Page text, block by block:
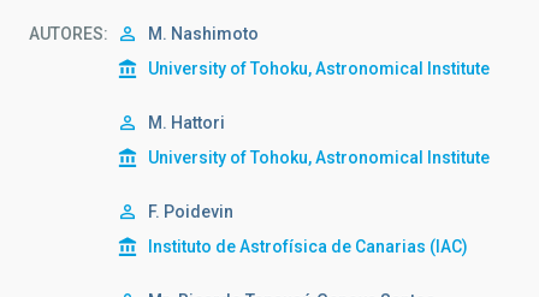
AUTORES
M. Nashimoto
University of Tohoku, Astronomical Institute
M. Hattori
University of Tohoku, Astronomical Institute
F. Poidevin
Instituto de Astrofísica de Canarias (IAC)